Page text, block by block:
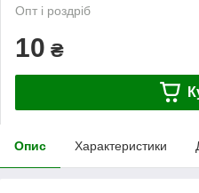
Опт і роздріб
10 ₴
Опис Характеристики